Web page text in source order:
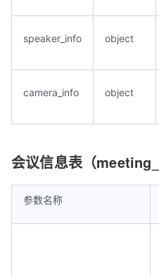
speaker_info object
camera_info object
会议信息表（
参数名称